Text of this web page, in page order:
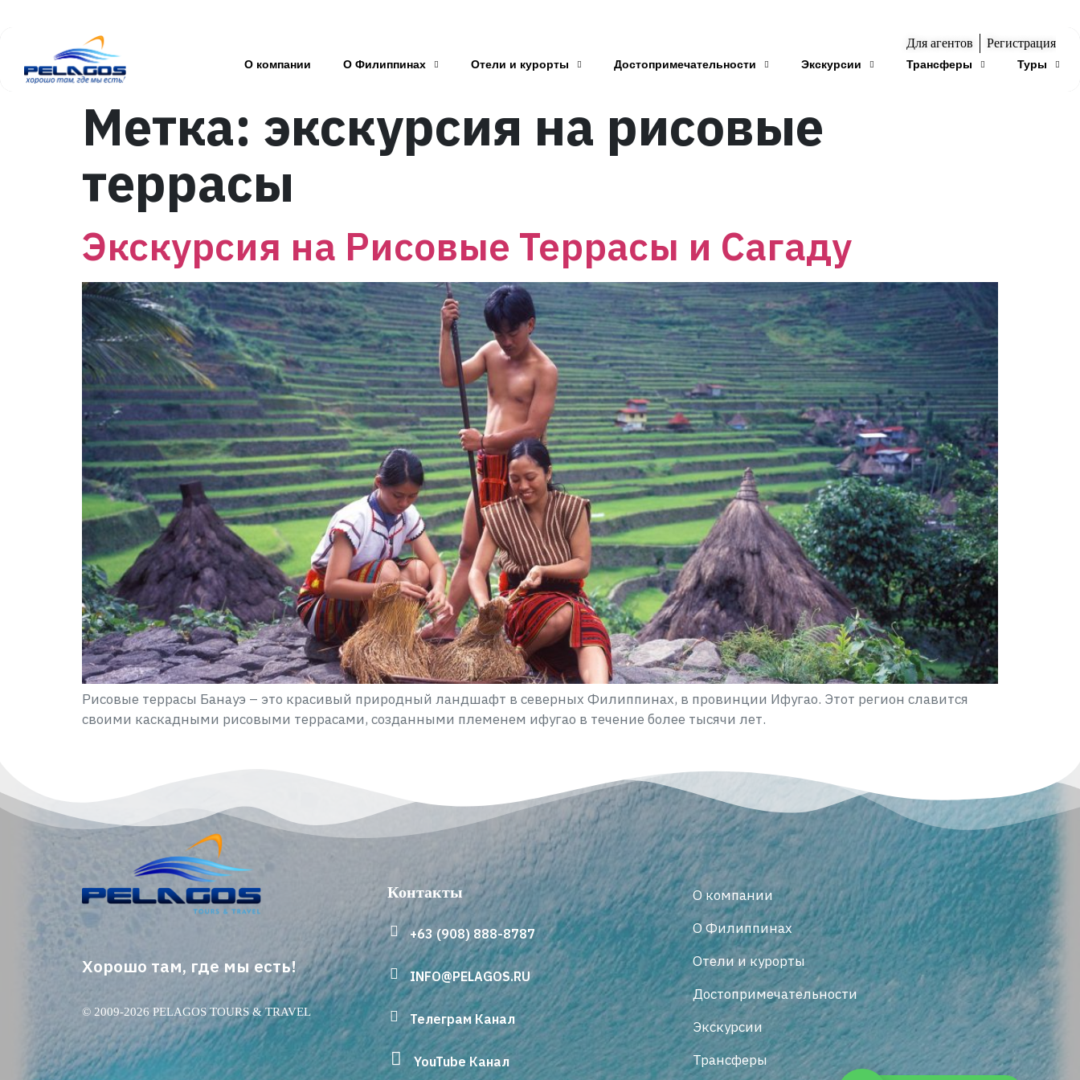
Для агентов Регистрация
О компании О Филиппинах Отели и курорты Достопримечательности Экскурсии Трансферы Туры
Метка: экскурсия на рисовые
террасы
Экскурсия на Рисовые Террасы и Сагаду
Рисовые террасы Банауэ – это красивый природный ландшафт в северных Филиппинах, в провинции Ифугао. Этот регион славится
своими каскадными рисовыми террасами, созданными племенем ифугао в течение более тысячи лет.
Хорошо там, где мы есть!
© 2009-2026 PELAGOS TOURS & TRAVEL
Контакты
+63 (908) 888-8787
INFO@PELAGOS.RU
Телеграм Канал
YouTube Канал
О компании
О Филиппинах
Отели и курорты
Достопримечательности
Экскурсии
Трансферы